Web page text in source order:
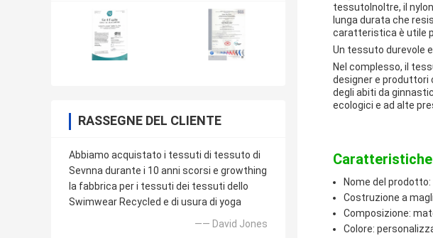
RASSEGNE DEL CLIENTE
Abbiamo acquistato i tessuti di tessuto di
Sevnna durante i 10 anni scorsi e growthing
la fabbrica per i tessuti dei tessuti dello
Swimwear Recycled e di usura di yoga
—— David Jones
tessutoInoltre, il
lunga durata che
caratteristica è utile
Un tessuto durevole
Nel complesso, il
designer e produttori
degli abiti da
ecologici e ad alte
Nome del
Costruzione a
Composizione:
Colore: